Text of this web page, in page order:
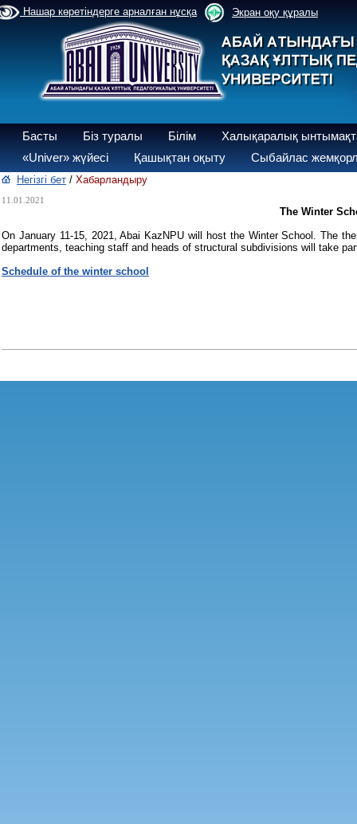
Нашар көретіндерге арналған нұсқа Экран оқу құралы
Басты Біз туралы Білім
Халықаралық
«Univer» жүйесі
Қашықтан оқыту Сыбайлас
Негізгі бет / Хабарландыру
11.01.2021
The Winter
On January 11-15, 2021, Abai KazNPU will host the Winter School. The
departments, teaching staff and heads of structural subdivisions will take
Schedule of the winter school